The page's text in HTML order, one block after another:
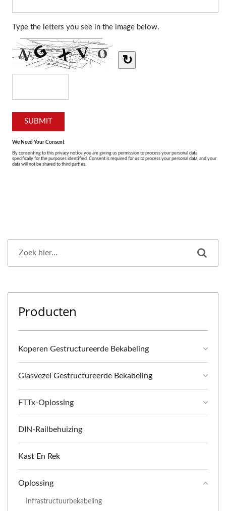
Producten
Koperen Gestructureerde Bekabeling
Glasvezel Gestructureerde Bekabeling
FTTx-Oplossing
DIN-Railbehuizing
Kast En Rek
Oplossing
Infrastructuurbekabeling